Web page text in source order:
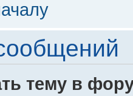
тему в